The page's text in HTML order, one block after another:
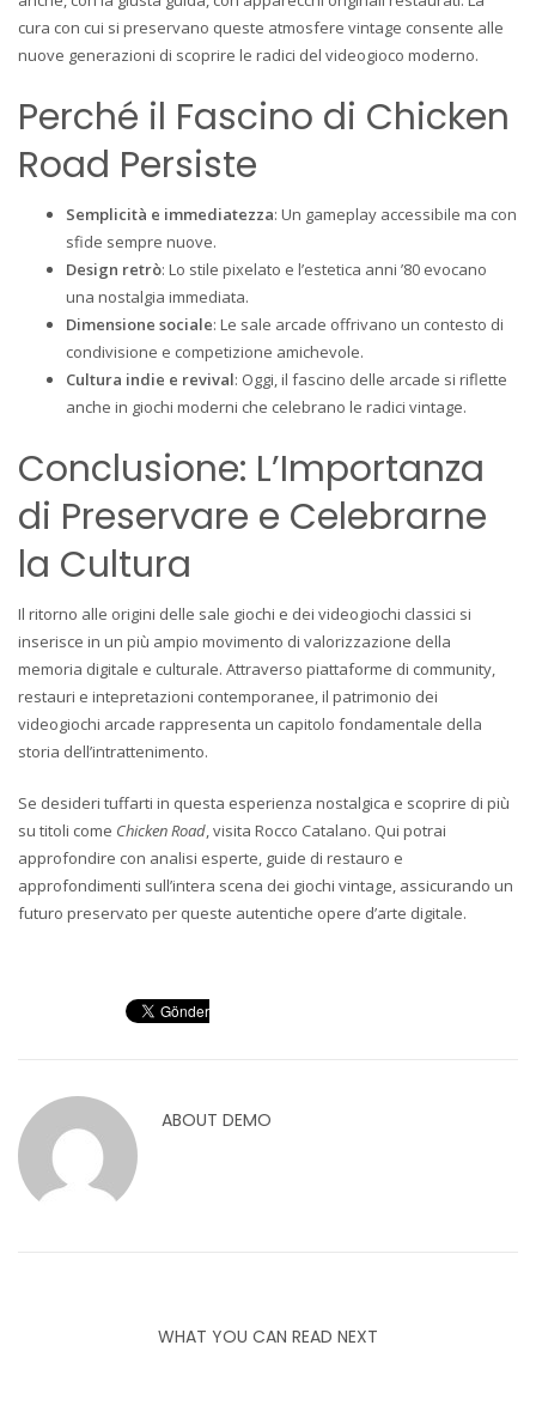
cura con cui si preservano queste atmosfere vintage consente alle
nuove generazioni di scoprire le radici del videogioco moderno.
Perché il Fascino di Chicken
Road Persiste
Semplicità e immediatezza: Un gameplay accessibile ma con
sfide sempre nuove.
Design retrò: Lo stile pixelato e l’estetica anni ’80 evocano
una nostalgia immediata.
Dimensione sociale: Le sale arcade offrivano un contesto di
condivisione e competizione amichevole.
Cultura indie e revival: Oggi, il fascino delle arcade si riflette
anche in giochi moderni che celebrano le radici vintage.
Conclusione: L’Importanza
di Preservare e Celebrarne
la Cultura
Il ritorno alle origini delle sale giochi e dei videogiochi classici si
inserisce in un più ampio movimento di valorizzazione della
memoria digitale e culturale. Attraverso piattaforme di community,
restauri e intepretazioni contemporanee, il patrimonio dei
videogiochi arcade rappresenta un capitolo fondamentale della
storia dell’intrattenimento.
Se desideri tuffarti in questa esperienza nostalgica e scoprire di più
su titoli come Chicken Road, visita Rocco Catalano. Qui potrai
approfondire con analisi esperte, guide di restauro e
approfondimenti sull’intera scena dei giochi vintage, assicurando un
futuro preservato per queste autentiche opere d’arte digitale.
ABOUT DEMO
WHAT YOU CAN READ NEXT